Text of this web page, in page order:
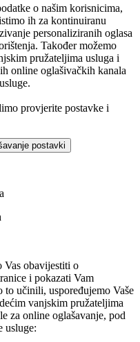
o našim korisnicima,
ih za kontinuiranu
personaliziranih oglasa
Također možemo
pružateljima usluga i
online oglašivačkih kanala
provjerite postavke i
postavki
Vas obavijestiti o
i pokazati Vam
to učinili, uspoređujemo Vaše
vanjskim pružateljima
za online oglašavanje, pod
usluge: